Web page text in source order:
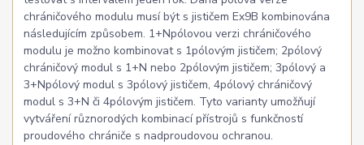
chráničového modulu musí být s jističem Ex9B kombinována
následujícím způsobem. 1+Npólovou verzi chráničového
modulu je možno kombinovat s 1pólovým jističem; 2pólový
chráničový modul s 1+N nebo 2pólovým jističem; 3pólový a
3+Npólový modul s 3pólový jističem, 4pólový chráničový
modul s 3+N či 4pólovým jističem. Tyto varianty umožňují
vytváření různorodých kombinací přístrojů s funkčností
proudového chrániče s nadproudovou ochranou.